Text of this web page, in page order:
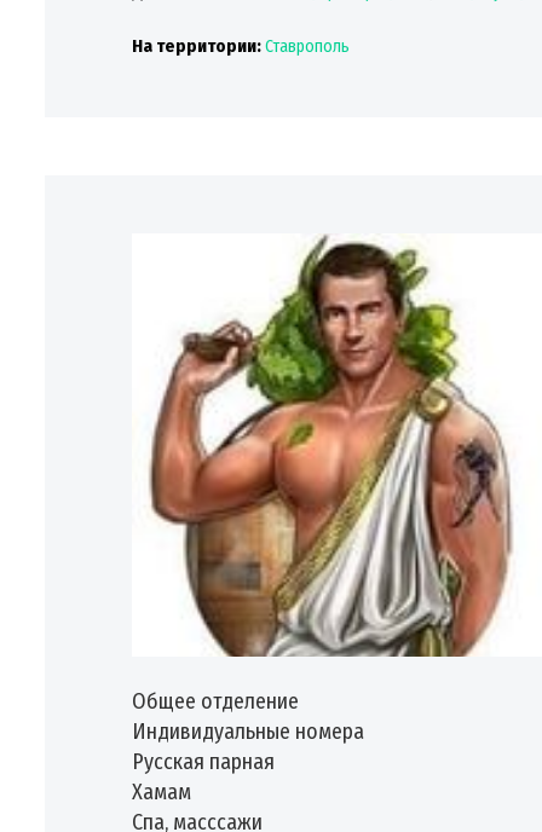
На территории:Ставрополь
Общее отделение
Индивидуальные номера
Русская парная
Хамам
Спа, масссажи